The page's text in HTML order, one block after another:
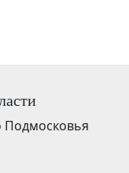
Подмосковья